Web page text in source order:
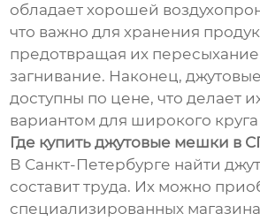
обладает хорошей
что важно для хранения
предотвращая их
загнивание. Наконец,
доступны по цене, что делает
вариантом для широкого
Где купить джутовые мешки в
В Санкт-Петербурге найти
составит труда. Их можно
специализированных